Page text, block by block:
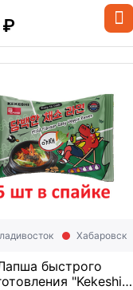
689г (137,8г*5) *8
₽
быстрого
"Kekeshi"
Хабаровск